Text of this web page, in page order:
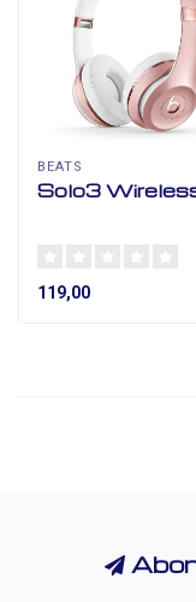
BEATS
Solo3
119,00